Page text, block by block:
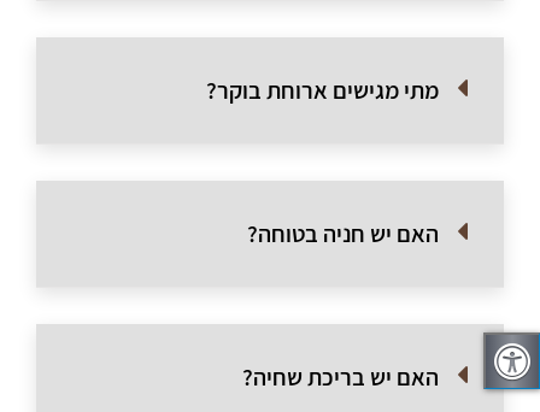
מתי מגישים ארוחת בוקר?
האם יש חניה בטוחה?
האם יש בריכת שחיה?